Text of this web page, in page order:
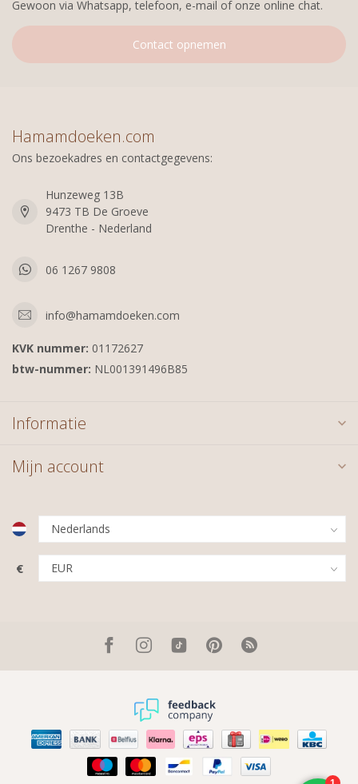
Gewoon via Whatsapp, telefoon, e-mail of onze online chat.
Contact opnemen
Hamamdoeken.com
Ons bezoekadres en contactgegevens:
Hunzeweg 13B
9473 TB De Groeve
Drenthe - Nederland
06 1267 9808
info@hamamdoeken.com
KVK nummer: 01172627
btw-nummer: NL001391496B85
Informatie
Mijn account
€